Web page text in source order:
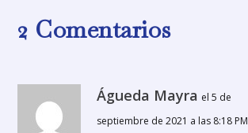
2 Comentarios
Águeda Mayra el 5 de
septiembre de 2021 a las 8:18 PM